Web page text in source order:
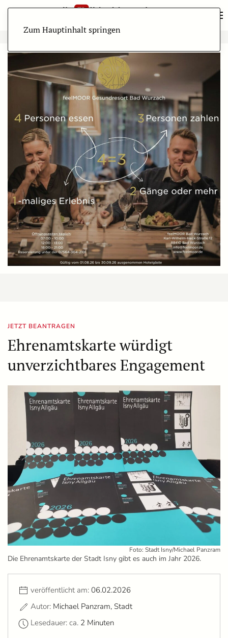
Zum Hauptinhalt springen
JETZT BEANTRAGEN
Ehrenamtskarte würdigt
unverzichtbares Engagement
Foto: Stadt Isny/Michael Panzram
Die Ehrenamtskarte der Stadt Isny gibt es auch im Jahr 2026.
veröffentlicht am: 06.02.2026
Autor: Michael Panzram, Stadt
Lesedauer: ca. 2 Minuten